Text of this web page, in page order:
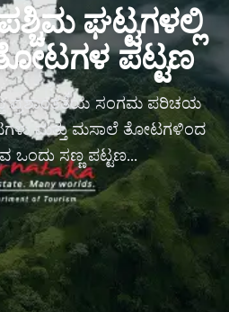
ಘಟ್ಟಗಳಲ್ಲಿ
ಪಟ್ಟಣ
ಪ್ರಶಾಂತತೆಯ ಸಂಗಮ ಪರಿಚಯ
ಮತ್ತು ಮಸಾಲೆ ತೋಟಗಳಿಂದ
ಒಂದು ಸಣ್ಣ ಪಟ್ಟಣ...